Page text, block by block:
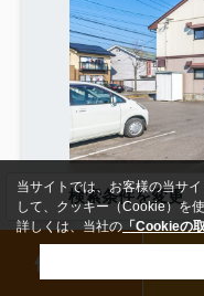
NEW
コーポラスU
検索条件を変更
借りたい
当サイトでは、お客様の当サ
して、クッキー（Cookie）を
詳しくは、当社の「Cookieの